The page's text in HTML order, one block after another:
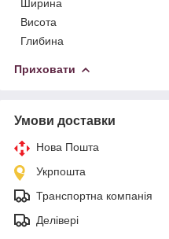
Ширина
Висота
Глибина
Приховати
Умови доставки
Нова Пошта
Укрпошта
Транспортна компанія
Делівері